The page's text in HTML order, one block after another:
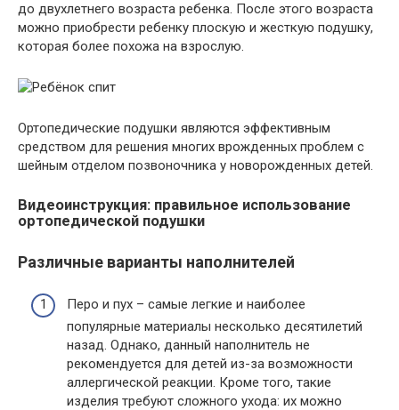
до двухлетнего возраста ребенка. После этого возраста
можно приобрести ребенку плоскую и жесткую подушку,
которая более похожа на взрослую.
Ортопедические подушки являются эффективным
средством для решения многих врожденных проблем с
шейным отделом позвоночника у новорожденных детей.
Видеоинструкция: правильное использование
ортопедической подушки
Различные варианты наполнителей
Перо и пух – самые легкие и наиболее
популярные материалы несколько десятилетий
назад. Однако, данный наполнитель не
рекомендуется для детей из-за возможности
аллергической реакции. Кроме того, такие
изделия требуют сложного ухода: их можно